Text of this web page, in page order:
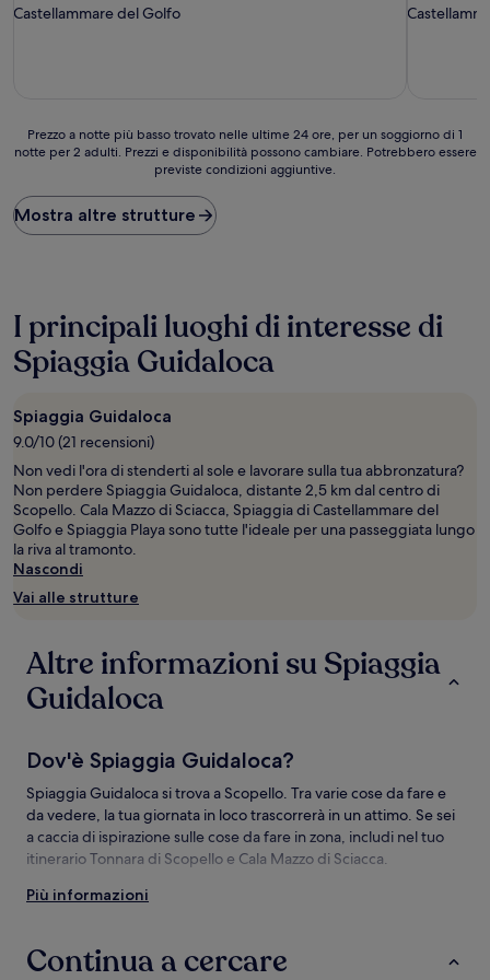
Castellammare del Golfo
Prezzo
a
più
basso
trovato
ore,
per
un
soggiorno
1
notte
per
2
adulti.
Prezzi
e
disponibilità
possono
Potrebbero
condizioni
aggiuntive.
Prezzo a notte più basso trovato nelle ultime 24 ore, per un soggiorno di 1
notte per 2 adulti. Prezzi e disponibilità possono cambiare. Potrebbero essere
previste condizioni aggiuntive.
Mostra altre strutture
I principali luoghi di interesse di
Spiaggia Guidaloca
Spiaggia Guidaloca
9.0/10 (21 recensioni)
Non vedi l'ora di stenderti al sole e lavorare sulla tua abbronzatura?
Non perdere Spiaggia Guidaloca, distante 2,5 km dal centro di
Scopello. Cala Mazzo di Sciacca, Spiaggia di Castellammare del
Golfo e Spiaggia Playa sono tutte l'ideale per una passeggiata lungo
la riva al tramonto.
Nascondi
Vai alle strutture
Altre informazioni su Spiaggia
Guidaloca
Dov'è Spiaggia Guidaloca?
Spiaggia Guidaloca si trova a Scopello. Tra varie cose da fare e
da vedere, la tua giornata in loco trascorrerà in un attimo. Se sei
a caccia di ispirazione sulle cose da fare in zona, includi nel tuo
itinerario Tonnara di Scopello e Cala Mazzo di Sciacca.
Attrazioni in zona Spiaggia Guidaloca
Più informazioni
Continua a cercare